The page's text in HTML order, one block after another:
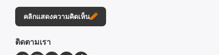
คลิกแสดงความคิดเห็น
ติดตามเรา